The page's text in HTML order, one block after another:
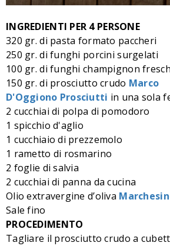
INGREDIENTI PER 4 PERSONE
320 gr. di pasta formato paccheri
250 gr. di funghi porcini surgelati
100 gr. di funghi champignon
150 gr. di prosciutto crudo Marco
D'Oggiono Prosciutti in una sola
2 cucchiai di polpa di pomodoro
1 spicchio d'aglio
1 cucchiaio di prezzemolo
1 rametto di rosmarino
2 foglie di salvia
2 cucchiai di panna da cucina
Olio extravergine d’oliva
Sale fino
PROCEDIMENTO
Tagliare il prosciutto crudo a